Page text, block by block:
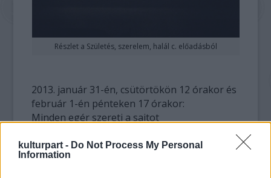
kulturpart - Do Not Process My Personal
Information
Részlet a Születés, szerelem, halál c. előadásból
2013. január 31-én, csütörtökön 12 órakor és
február 1-én pénteken 17 órakor:
Minden egér szereti a sajtot
határán mozgó előadás a másságról és az
elfogadásról szól stilizált, könnyed és érthető